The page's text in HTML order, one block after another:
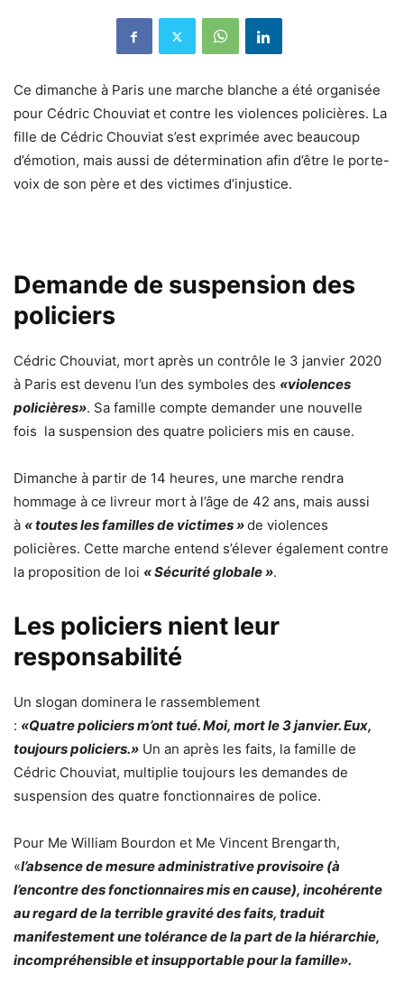
Ce dimanche à Paris une marche blanche a été organisée
pour Cédric Chouviat et contre les violences policières. La
fille de Cédric Chouviat s’est exprimée avec beaucoup
d’émotion, mais aussi de détermination afin d’être le porte-
voix de son père et des victimes d’injustice.
Demande de suspension des
policiers
Cédric Chouviat, mort après un contrôle le 3 janvier 2020
à Paris est devenu l’un des symboles des «violences
policières». Sa famille compte demander une nouvelle
fois la suspension des quatre policiers mis en cause.
Dimanche à partir de 14 heures, une marche rendra
hommage à ce livreur mort à l’âge de 42 ans, mais aussi
à « toutes les familles de victimes »de violences
policières. Cette marche entend s’élever également contre
la proposition de loi « Sécurité globale ».
Les policiers nient leur
responsabilité
Un slogan dominera le rassemblement
: «Quatrepoliciersm’ont tué. Moi, mort le 3 janvier. Eux,
toujours policiers.» Un an après les faits, la famille de
Cédric Chouviat, multiplie toujours les demandes de
suspension des quatre fonctionnaires de police.
Pour Me William Bourdon et Me Vincent Brengarth,
«l’absence de mesure administrative provisoire (à
l’encontre des fonctionnaires mis en cause), incohérente
au regard de la terrible gravité des faits, traduit
manifestement une tolérance de la part de la hiérarchie,
incompréhensible et insupportable pour la famille».